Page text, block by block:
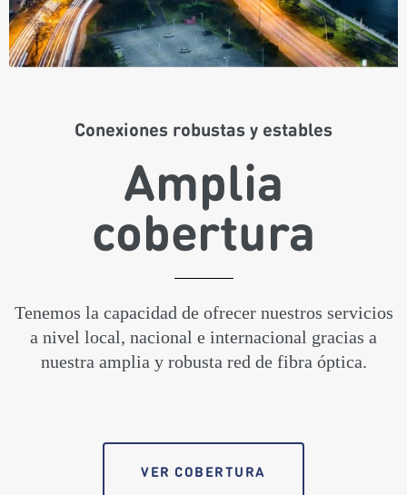
Conexiones robustas y estables
Amplia
cobertura
Tenemos la capacidad de ofrecer nuestros servicios
a nivel local, nacional e internacional gracias a
nuestra amplia y robusta red de fibra óptica.
VER COBERTURA